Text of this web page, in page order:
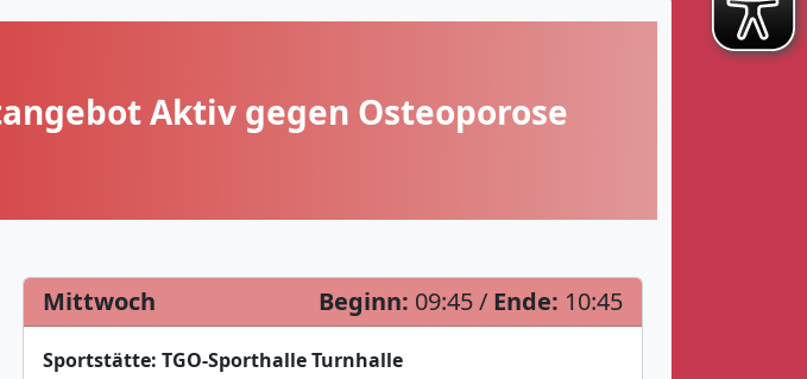
Aktiv gegen Osteoporose
Mittwoch Beginn: 09:45 / Ende: 10:45
Sportstätte: TGO-Sporthalle Turnhalle